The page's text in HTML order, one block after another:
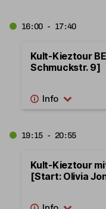
16:00 - 17:40
Kult-Kieztour
Schmuckstr. 9]
19:15 - 20:55
Kult-Kieztour
[Start: Olivia